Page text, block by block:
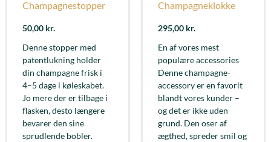
Champagnestopper
50,00 kr.
Denne stopper med
patentlukning holder
din champagne frisk i
4–5 dage i køleskabet.
Jo mere der er tilbage i
flasken, desto længere
bevarer den sine
sprudlende bobler.
Champagneklokke
295,00 kr.
En af vores mest
populære accessories
Denne champagne-
accessory er en favorit
blandt vores kunder –
og det er ikke uden
grund. Den oser af
ægthed, spreder smil og